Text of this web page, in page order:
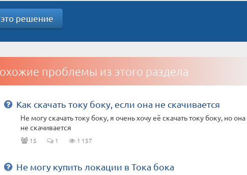
решение
проблемы из этого раздела
Как скачать току боку, если она не скачивается
Не могу скачать току боку, я очень хочу её скачать току боку, но она
не скачивается
15 1 1 157
Не могу купить локации в Тока бока